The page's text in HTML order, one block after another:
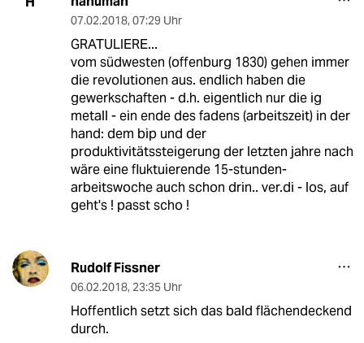
07.02.2018, 07:29 Uhr
GRATULIERE...
vom südwesten (offenburg 1830) gehen immer
die revolutionen aus. endlich haben die
gewerkschaften - d.h. eigentlich nur die ig
metall - ein ende des fadens (arbeitszeit) in der
hand: dem bip und der
produktivitätssteigerung der letzten jahre nach
wäre eine fluktuierende 15-stunden-
arbeitswoche auch schon drin.. ver.di - los, auf
geht's ! passt scho !
Rudolf Fissner
06.02.2018, 23:35 Uhr
Hoffentlich setzt sich das bald flächendeckend
durch.